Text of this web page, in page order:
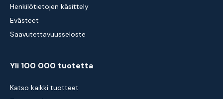
Henkilötietojen käsittely
Evästeet
Saavutettavuusseloste
Yli 100 000 tuotetta
Katso kaikki tuotteet